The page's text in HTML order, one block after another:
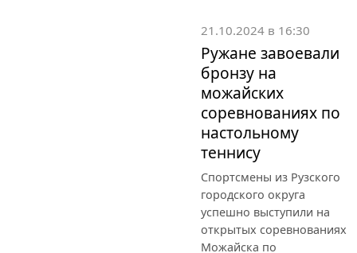
21.10.2024 в 16:30
Ружане завоевали
бронзу на
можайских
соревнованиях по
настольному
теннису
Спортсмены из Рузского
городского округа
успешно выступили на
открытых соревнованиях
Можайска по